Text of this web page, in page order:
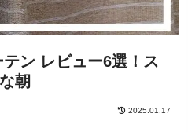
ン レビュー6選！ス
朝
2025.01.17